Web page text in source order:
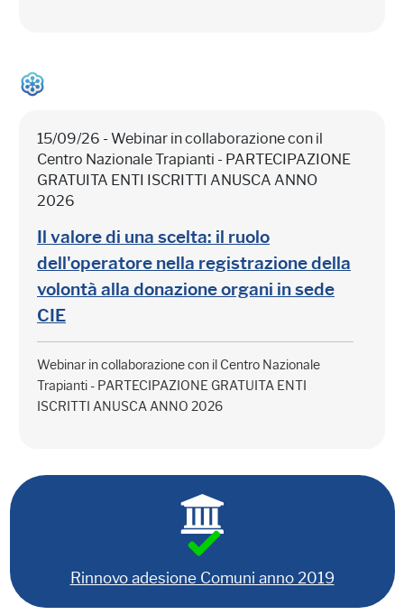
15/09/26 - Webinar in collaborazione con il
Centro Nazionale Trapianti - PARTECIPAZIONE
GRATUITA ENTI ISCRITTI ANUSCA ANNO
2026
Il valore di una scelta: il ruolo
dell'operatore nella registrazione della
volontà alla donazione organi in sede
CIE
Webinar in collaborazione con il Centro Nazionale
Trapianti - PARTECIPAZIONE GRATUITA ENTI
ISCRITTI ANUSCA ANNO 2026
Rinnovo adesione Comuni anno 2019